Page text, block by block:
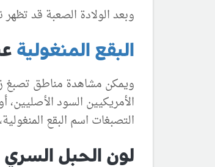
وبعد الولادة الصعبة قد
البقع المنغولية
الأمريكيين السود
التصبغات اسم البقع
لون الحبل